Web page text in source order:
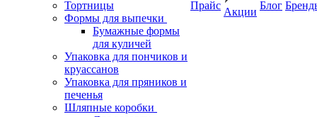
Тортницы
Формы для выпечки
Бумажные формы
для куличей
Упаковка для пончиков и
круассанов
Упаковка для пряников и
печенья
Шляпные коробки
Прайс
Акции
Блог